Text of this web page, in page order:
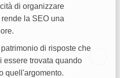
di organizzare
la SEO una
di risposte che
essere trovata quando
quell'argomento.